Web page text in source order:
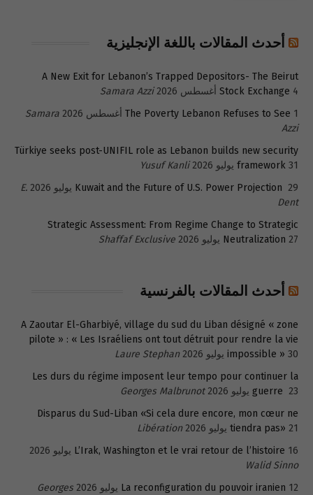
أحدث المقالات باللغة الإنجليزية
A New Exit for Lebanon’s Trapped Depositors- The Beirut
Stock Exchange 4 أغسطس 2026
Samara Azzi
The Poverty Lebanon Refuses to See 1 أغسطس 2026
Samara
Azzi
Türkiye seeks post-UNIFIL role as Lebanon builds new security
framework 31 يوليو 2026
Yusuf Kanli
Kuwait and the Future of U.S. Power Projection 29 يوليو 2026
E.
Dent
Strategic Assessment: From Regime Change to Strategic
Neutralization 27 يوليو 2026 Shaffaf Exclusive
أحدث المقالات بالفرنسية
A Zaoutar El-Gharbiyé, village du sud du Liban désigné « zone
pilote » : « Les Israéliens ont tout détruit pour rendre la vie
impossible » 30 يوليو 2026
Laure Stephan
Les durs du régime imposent leur tempo pour continuer la
guerre 23 يوليو 2026
Georges Malbrunot
Disparus du Sud-Liban «Si cela dure encore, mon cœur ne
tiendra pas» 21 يوليو 2026
Libération
L’Irak, Washington et le vrai retour de l’histoire 16 يوليو 2026
Walid Sinno
La reconfiguration du pouvoir iranien 12 يوليو 2026
Georges